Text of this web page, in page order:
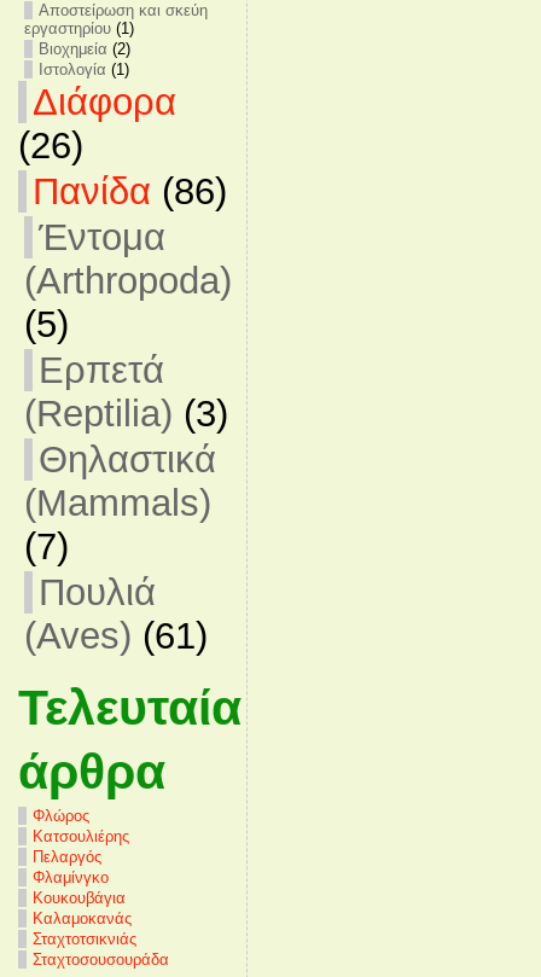
Αποστείρωση και σκεύη
εργαστηρίου(1)
Βιοχημεία (2)
Ιστολογία (1)
Διάφορα
(26)
Πανίδα (86)
Έντομα
(Arthropoda)
(5)
Ερπετά
(Reptilia) (3)
Θηλαστικά
(Mammals)
(7)
Πουλιά
(Aves) (61)
Τελευταία
άρθρα
Φλώρος
Κατσουλιέρης
Πελαργός
Φλαμίνγκο
Κουκουβάγια
Καλαμοκανάς
Σταχτοτσικνιάς
Σταχτοσουσουράδα